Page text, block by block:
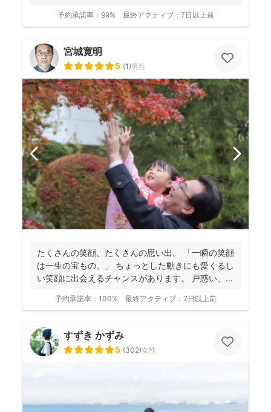
予約承諾率： 99% 最終アクティブ： 7日以上前
宮城寛明
5 (1)男性
たくさんの笑顔、たくさんの思い出。 「一瞬の笑顔
は一生の宝もの。」 ちょっとした動きにも愛くるし
い笑顔に出会えるチャンスがあります。 戸惑い、笑
予約承諾率： 100% 最終アクティブ： 7日以上前
すずき かずみ
5 (302)女性